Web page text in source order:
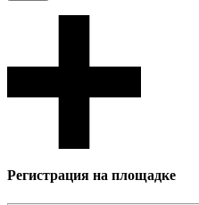
Регистрация на площадке